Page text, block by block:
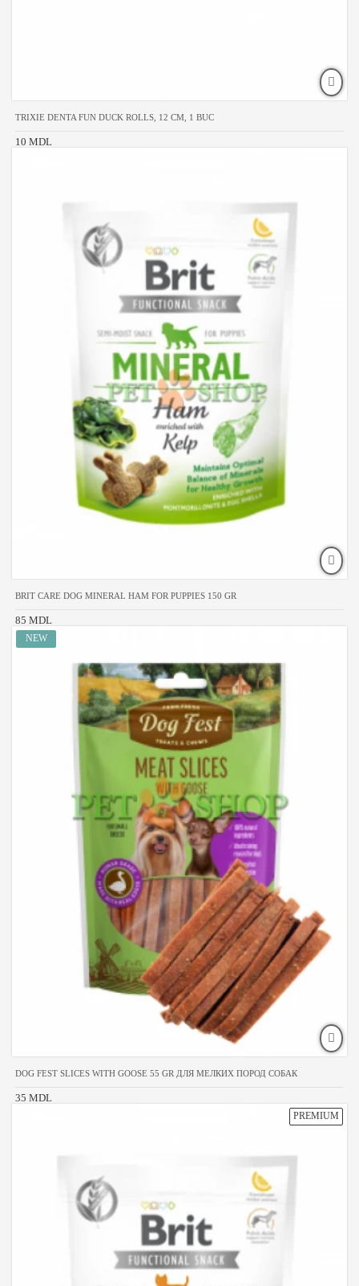
TRIXIE DENTA FUN DUCK ROLLS, 12 CM, 1 BUC
10 MDL
BRIT CARE DOG MINERAL HAM FOR PUPPIES 150 GR
85 MDL
DOG FEST SLICES WITH GOOSE 55 GR ДЛЯ МЕЛКИХ ПОРОД СОБАК
35 MDL